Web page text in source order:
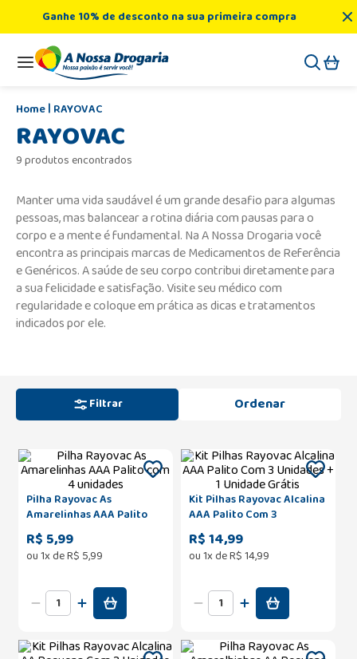
Ganhe 10% de desconto na sua primeira compra
RAYOVAC
RAYOVAC
9 produtos encontrados
Manter uma vida saudável é um grande desafio para algumas
pessoas, mas balancear a rotina diária com pausas para o
corpo e a mente é fundamental. Na A Nossa Drogaria você
encontra as principais marcas de Medicamentos de Referência
e Genéricos. A saúde de seu corpo contribui diretamente para
a sua felicidade e satisfação. Visite seu médico com
regularidade e coloque em prática as dicas e tratamentos
indicados por ele.
Filtrar
Pilha Rayovac As
Amarelinhas AAA Palito
com 4 unidades
R$ 5,99
ou1x deR$ 5,99
Kit Pilhas Rayovac Alcalina
AAA Palito Com 3
Unidades + 1 Unidade
Grátis
R$ 14,99
ou1x deR$14,99